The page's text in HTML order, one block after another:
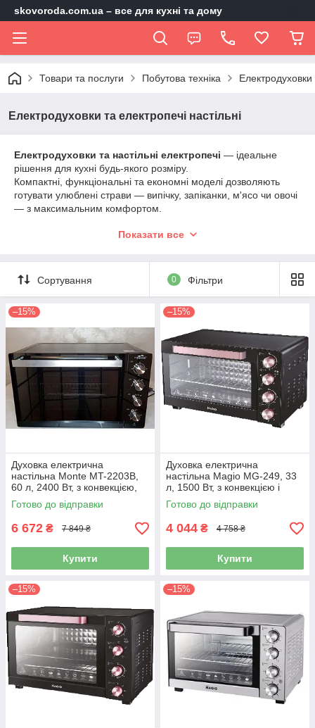
skovoroda.com.ua – все для кухні та дому
Товари та послуги Побутова техніка Електродуховки
Електродуховки та електропечі настільні
Електродуховки та настільні електропечі — ідеальне
рішення для кухні будь-якого розміру.
Компактні, функціональні та економні моделі дозволяють
готувати улюблені страви — випічку, запіканки, м'ясо чи овочі
— з максимальним комфортом.
настільні електропечі з конвекцією, грилем і
без обмежень!
Показати все
Сортування 0 Фільтри
–15%
Духовка електрична
настільна Monte MT-2203B,
60 л, 2400 Вт, з конвекцією,
грилем і таймером
Готово до відправки
6 672 ₴ 7 849 ₴
Купити
–15%
Духовка електрична
настільна Magio MG-249, 33
л, 1500 Вт, з конвекцією і
таймером
Готово до відправки
4 044 ₴ 4 758 ₴
Купити
–15% –15%